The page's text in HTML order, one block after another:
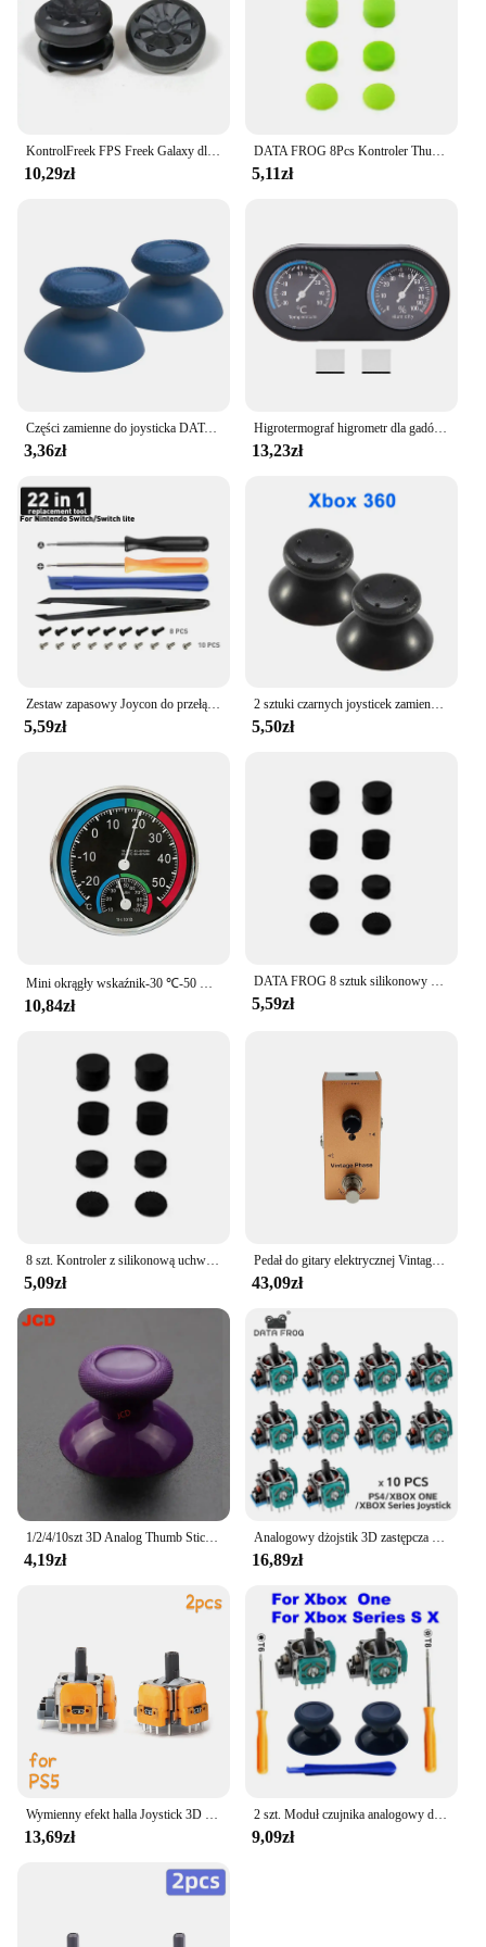
convenient for resellers to offer a complete gaming
solution to their customers. Whether you're a small
retailer or a large distributor, this joystick is a
reliable and profitable option for your business.
10,29zł 5,11zł
Części zamienne do joysticka DATA FROG Sticks Botton do kontrolera PS5 Nakładka na drążek analogowy do gamepada Playstation 5.
3,36zł
Higrotermograf higrometr dla gadów Mini analogowy miernik temperatury i wilgotności okrągły kształt termometr higrometr dla gadów
13,23zł
Zestaw zapasowy Joycon do przełącznika LITE OOEdu do akcesoria narzędziowe części naprawcze do pada
5,59zł
2 sztuki czarnych joysticek zamiennych do kontrolera PS5/PS4/PS3/Xbox One/Xbox 360, naprawa joysticka analogowego 3D do PlayStation
5,50zł
Mini okrągły wskaźnik-30 ℃-50 ℃ miernik temperatury 20%-100% higrometr analogowy termometr monitorowania miernika wilgotności dla biur wewnętrznych
10,84zł
DATA FROG 8 sztuk silikonowy analogowy joystick na kciuki do kontrolera PS4/PS5 części zamienne do uchwytu na kciuk PS4 akcesoria 2023
5,59zł
8 szt. Kontroler z silikonową uchwyt na kciuki analogową do Xbox One/S/serii X S/PS5/PS4/przełącznik Pro Gamepad zamiennik
5,09zł
Pedał do gitary elektrycznej Vintage overdrive/US Dream/Classic Chorus/Vintage Phase/Tremolo/Analog Delay/Digital Delay/Ultimate Drive
43,09zł
1/2/4/10szt 3D Analog Thumb Sticks Grip Joystick Cap For Xbox One / Xbox One X S Controller Handle ThumbSticks Cover
4,19zł
Analogowy dżojstik 3D zastępcza do PS5/PS4/Switch Pro/Xbox One Series kontroler ThumbStick akcesoria do naprawy danych
16,89zł
Wymienny efekt halla Joystick 3D czujnik analogowy na PS5/PS4/Xbox One/Series akcesoria do części części naprawcze do pada
13,69zł
2 szt. Moduł czujnika analogowy dżojstik 3D z drążkiem potencjometry i ThumbStick do Microsoft XBox jednego kontrolera z serii S X
9,09zł